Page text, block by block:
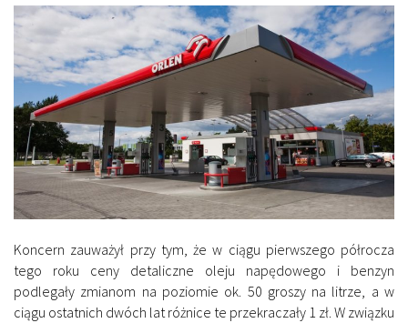
Koncern zauważył przy tym, że w ciągu pierwszego półrocza
tego roku ceny detaliczne oleju napędowego i benzyn
podlegały zmianom na poziomie ok. 50 groszy na litrze, a w
ciągu ostatnich dwóch lat różnice te przekraczały 1 zł. W związku